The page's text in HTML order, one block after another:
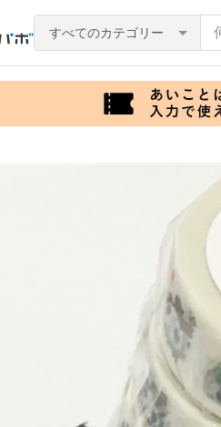
すべてのカテゴリー